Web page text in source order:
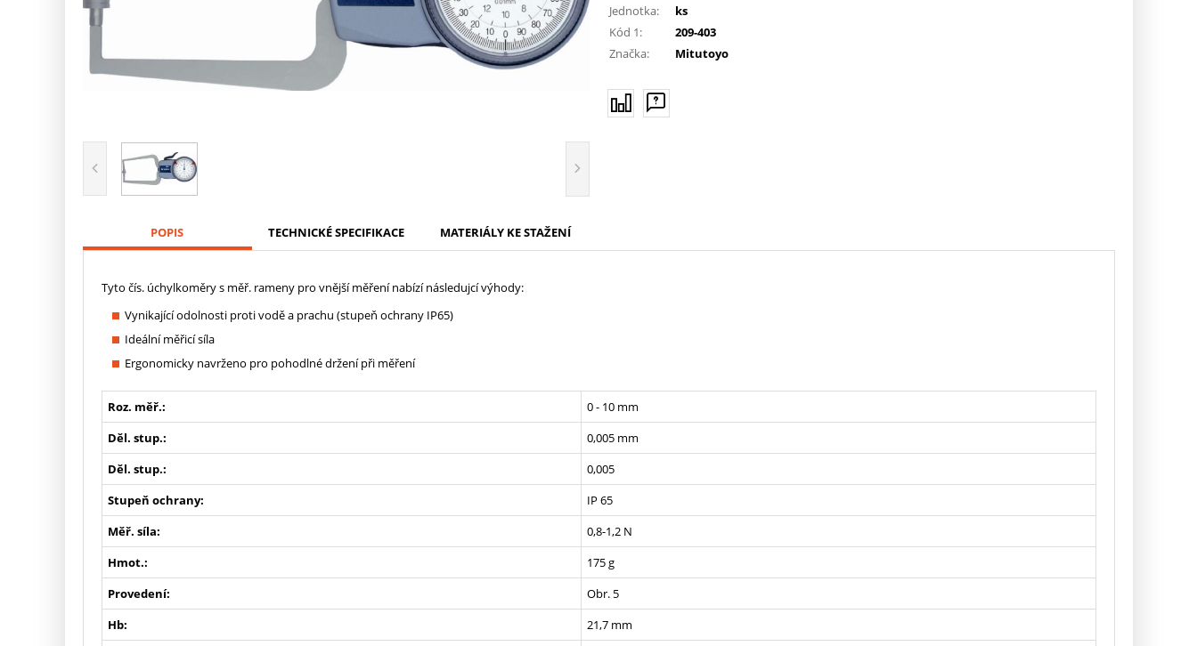
Jednotka:
ks
Kód 1:
209-403
Značka:
Mitutoyo
POPIS TECHNICKÉ SPECIFIKACE MATERIÁLY KE STAŽENÍ
Tyto čís. úchylkoměry s měř. rameny pro vnější měření nabízí následujcí výhody:
Vynikající odolnosti proti vodě a prachu (stupeň ochrany IP65)
Ideální měřicí síla
Ergonomicky navrženo pro pohodlné držení při měření
Roz. měř.:
0 - 10 mm
Děl. stup.:
0,005 mm
Děl. stup.:
0,005
Stupeň ochrany:
IP 65
Měř. síla:
0,8-1,2 N
Hmot.:
175 g
Provedení:
Obr. 5
Hb:
21,7 mm